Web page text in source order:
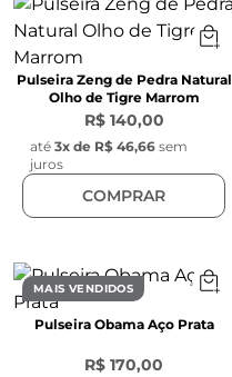
Pulseira Zeng de Pedra Natural
Olho de Tigre Marrom
R$ 140,00
até 3x de R$ 46,66 sem
juros
COMPRAR
MAIS VENDIDOS
Pulseira Obama Aço Prata
R$ 170,00